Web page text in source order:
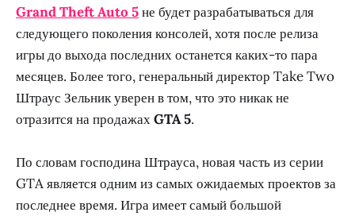
Grand Theft Auto 5не будет разрабатываться для
следующего поколения консолей, хотя после релиза
игры до выхода последних останется каких-то пара
месяцев. Более того, генеральный директор Take Two
Штраус Зельник уверен в том, что это никак не
отразится на продажахGTA 5.
По словам господина Штрауса, новая часть из серии
GTA является одним из самых ожидаемых проектов за
последнее время. Игра имеет самый большой